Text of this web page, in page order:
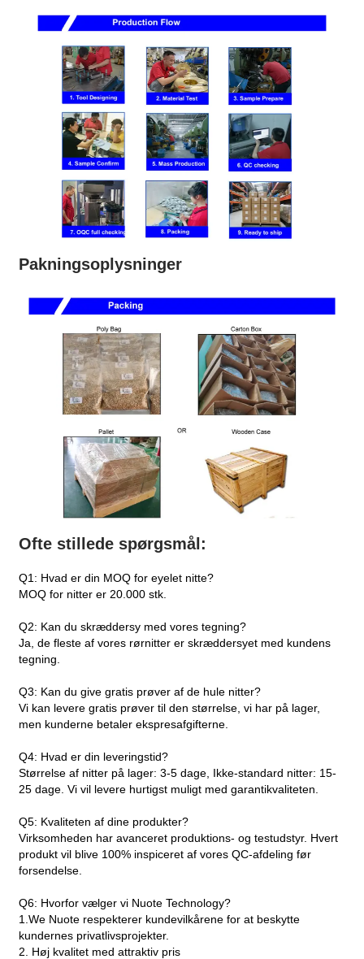
Pakningsoplysninger
Ofte stillede spørgsmål:
Q1: Hvad er din MOQ for eyelet nitte?
MOQ for nitter er 20.000 stk.
Q2: Kan du skræddersy med vores tegning?
Ja, de fleste af vores rørnitter er skræddersyet med kundens
tegning.
Q3: Kan du give gratis prøver af de hule nitter?
Vi kan levere gratis prøver til den størrelse, vi har på lager,
men kunderne betaler ekspresafgifterne.
Q4: Hvad er din leveringstid?
Størrelse af nitter på lager: 3-5 dage, Ikke-standard nitter: 15-
25 dage. Vi vil levere hurtigst muligt med garantikvaliteten.
Q5: Kvaliteten af ​​dine produkter?
Virksomheden har avanceret produktions- og testudstyr. Hvert
produkt vil blive 100% inspiceret af vores QC-afdeling før
forsendelse.
Q6: Hvorfor vælger vi Nuote Technology?
1.We Nuote respekterer kundevilkårene for at beskytte
kundernes privatlivsprojekter.
2. Høj kvalitet med attraktiv pris